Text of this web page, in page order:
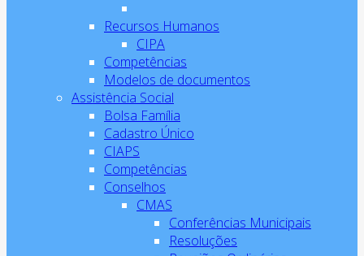
Recursos Humanos
CIPA
Competências
Modelos de documentos
Assistência Social
Bolsa Família
Cadastro Único
CIAPS
Competências
Conselhos
CMAS
Conferências Municipais
Resoluções